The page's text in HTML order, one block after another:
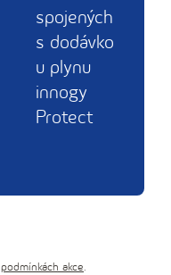
spojených
s dodávko
u plynu
innogy
Protect
podmínkách akce.